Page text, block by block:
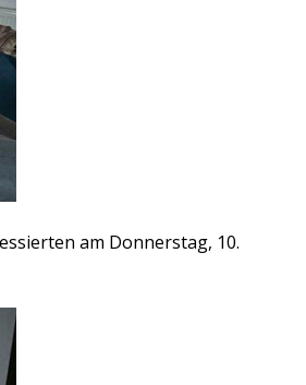
am Donnerstag, 10.